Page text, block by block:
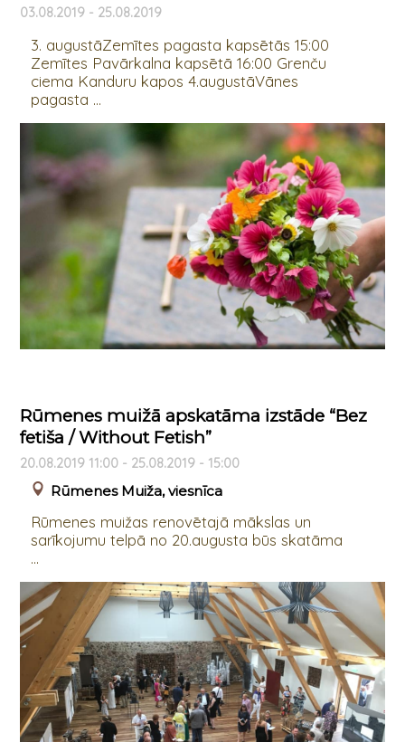
03.08.2019 - 25.08.2019
3. augustāZemītes pagasta kapsētās 15:00
Zemītes Pavārkalna kapsētā 16:00 Grenču
ciema Kanduru kapos 4.augustāVānes
pagasta ...
Rūmenes muižā apskatāma izstāde “Bez
fetiša / Without Fetish”
20.08.2019 11:00 - 25.08.2019 - 15:00
Rūmenes Muiža, viesnīca
Rūmenes muižas renovētajā mākslas un
sarīkojumu telpā no 20.augusta būs skatāma
...